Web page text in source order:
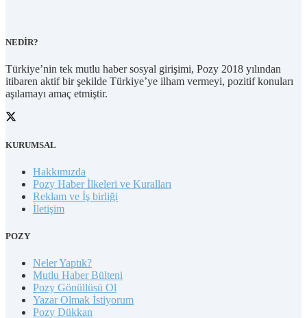
NEDİR?
Türkiye’nin tek mutlu haber sosyal girişimi, Pozy 2018 yılından
itibaren aktif bir şekilde Türkiye’ye ilham vermeyi, pozitif konuları
aşılamayı amaç etmiştir.
KURUMSAL
Hakkımızda
Pozy Haber İlkeleri ve Kuralları
Reklam ve İş birliği
İletişim
POZY
Neler Yaptık?
Mutlu Haber Bülteni
Pozy Gönüllüsü Ol
Yazar Olmak İstiyorum
Pozy Dükkan